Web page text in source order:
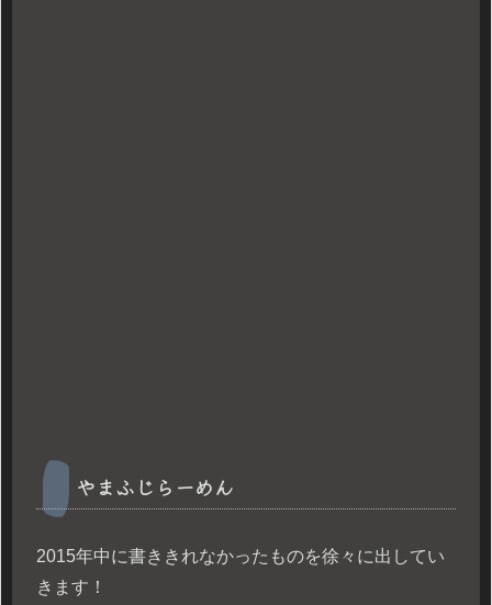
やまふじらーめん
2015年中に書ききれなかったものを徐々に出してい
きます！